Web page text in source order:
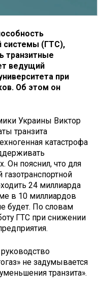
системы (ГТС),
транзитные
ведущий
при
Об этом он
Украины Виктор
транзита
катастрофа
Он пояснил, что для
24 миллиарда
в 10 миллиардов
будет. По словам
ГТС при снижении
не задумывается
транзита».